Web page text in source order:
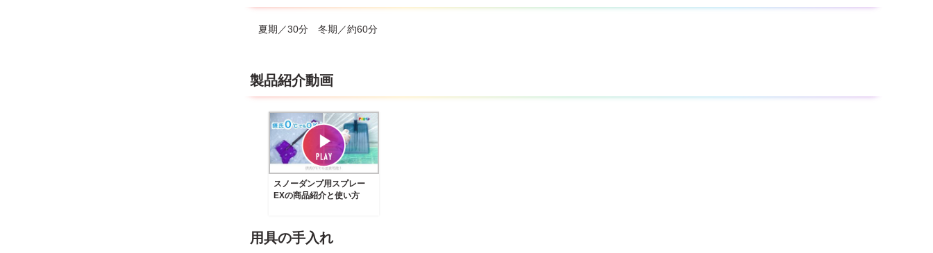
夏期／30分 冬期／約60分
製品紹介動画
スノーダンプ用スプレー
EXの商品紹介と使い方
用具の手入れ